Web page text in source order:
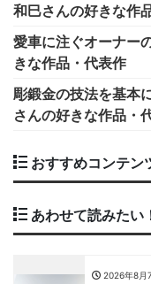
和巳さんの好きな作
愛車に注ぐオーナー
きな作品・代表作
彫鍛金の技法を基本
さんの好きな作品・
おすすめコンテン
あわせて読みたい
2026年8月